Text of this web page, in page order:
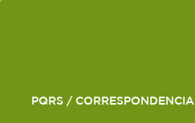
PQRS / CORRESPONDENCIA